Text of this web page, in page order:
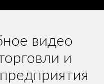
видео
и